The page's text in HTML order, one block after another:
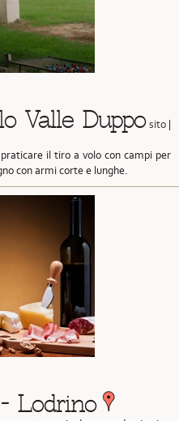
Valle Duppo sito|
il tiro a volo con campi per
con armi corte e lunghe.
Lodrino